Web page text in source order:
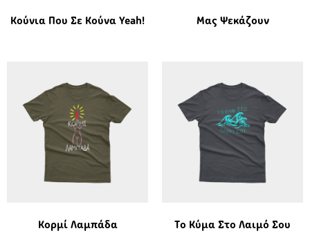
Κούνια Που Σε Κούνα Yeah! Μας Ψεκάζουν
Κορμί Λαμπάδα Το Κύμα Στο Λαιμό Σου